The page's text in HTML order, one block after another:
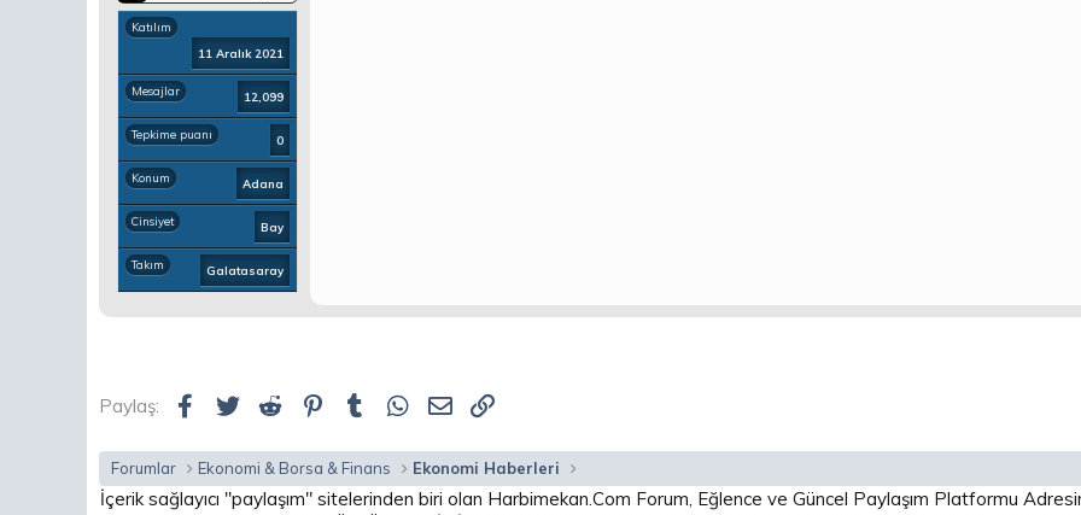
Katılım
11 Aralık 2021
Mesajlar 12,099
Tepkime puanı 0
Konum Adana
Cinsiyet Bay
Takım Galatasaray
Paylaş: Facebook
TwitterReddit Pinterest
Tumblr WhatsApp
E-posta
Forumlar Ekonomi & Borsa & Finans Ekonomi Haberleri
İçerik sağlayıcı "paylaşım" sitelerinden biri olan Harbimekan.Com Forum, Eğlence ve Güncel Paylaşım Platformu